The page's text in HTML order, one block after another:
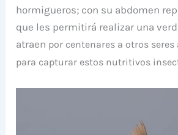
hormigueros; con su abdomen
que les permitirá realizar una
atraen por centenares a otros seres
para capturar estos nutritivos